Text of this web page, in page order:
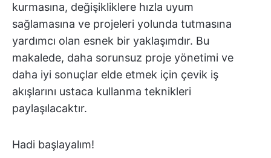
kurmasına, değişikliklere hızla uyum
sağlamasına ve projeleri yolunda tutmasına
yardımcı olan esnek bir yaklaşımdır. Bu
makalede, daha sorunsuz proje yönetimi ve
daha iyi sonuçlar elde etmek için çevik iş
akışlarını ustaca kullanma teknikleri
paylaşılacaktır.
Hadi başlayalım!